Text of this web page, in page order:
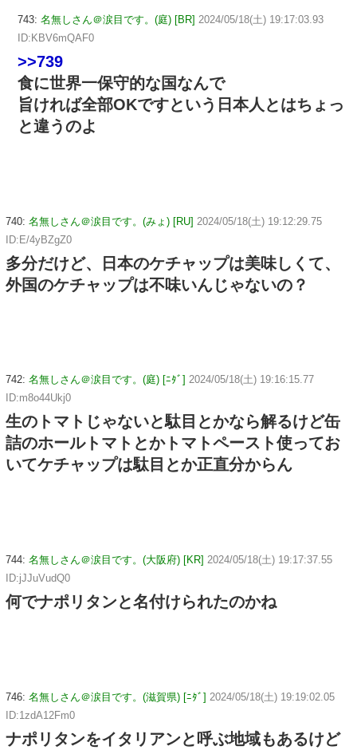
743: 名無しさん＠涙目です。(庭) [BR] 2024/05/18(土) 19:17:03.93
ID:KBV6mQAF0
>>739
食に世界一保守的な国なんで
旨ければ全部OKですという日本人とはちょっ
と違うのよ
740: 名無しさん＠涙目です。(みょ) [RU] 2024/05/18(土) 19:12:29.75
ID:E/4yBZgZ0
多分だけど、日本のケチャップは美味しくて、
外国のケチャップは不味いんじゃないの？
742: 名無しさん＠涙目です。(庭) [ﾆﾀﾞ] 2024/05/18(土) 19:16:15.77
ID:m8o44Ukj0
生のトマトじゃないと駄目とかなら解るけど缶
詰のホールトマトとかトマトペースト使ってお
いてケチャップは駄目とか正直分からん
744: 名無しさん＠涙目です。(大阪府) [KR] 2024/05/18(土) 19:17:37.55
ID:jJJuVudQ0
何でナポリタンと名付けられたのかね
746: 名無しさん＠涙目です。(滋賀県) [ﾆﾀﾞ] 2024/05/18(土) 19:19:02.05
ID:1zdA12Fm0
ナポリタンをイタリアンと呼ぶ地域もあるけど